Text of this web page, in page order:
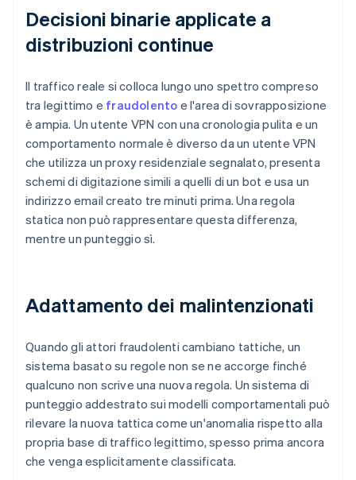
Decisioni binarie applicate a
distribuzioni continue
Il traffico reale si colloca lungo uno spettro compreso
tra legittimo e fraudolento e l'area di sovrapposizione
è ampia. Un utente VPN con una cronologia pulita e un
comportamento normale è diverso da un utente VPN
che utilizza un proxy residenziale segnalato, presenta
schemi di digitazione simili a quelli di un bot e usa un
indirizzo email creato tre minuti prima. Una regola
statica non può rappresentare questa differenza,
mentre un punteggio sì.
Adattamento dei malintenzionati
Quando gli attori fraudolenti cambiano tattiche, un
sistema basato su regole non se ne accorge finché
qualcuno non scrive una nuova regola. Un sistema di
punteggio addestrato sui modelli comportamentali può
rilevare la nuova tattica come un'anomalia rispetto alla
propria base di traffico legittimo, spesso prima ancora
che venga esplicitamente classificata.